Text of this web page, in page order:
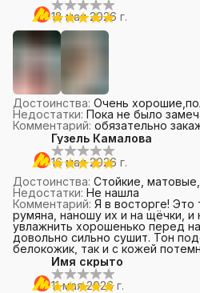
18 мая 2026 г.
Достоинства: Очень
Недостатки: Пока не было
Комментарий: обязательно
Гузель Камалова
16 мая 2026 г.
Достоинства: Стойкие,
Недостатки: Не нашла
Комментарий: Я в восторге!
румяна, наношу их и на щёчки, и
увлажнить хорошенько перед
довольно сильно сушит. Тон
белокожик, так и с кожей
смуглых.Имя скрыто
11 мая 2026 г.